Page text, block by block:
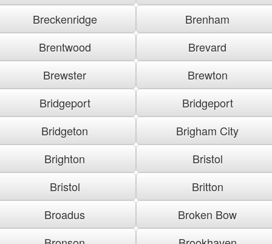
Breckenridge
Brenham
Brentwood
Brevard
Brewster
Brewton
Bridgeport
Bridgeport
Bridgeton
Brigham City
Brighton
Bristol
Bristol
Britton
Broadus
Broken Bow